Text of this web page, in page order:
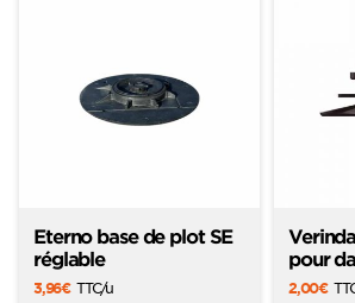
Eterno base de plot SE
réglable
3,96€ TTC/u
pour
2,00€